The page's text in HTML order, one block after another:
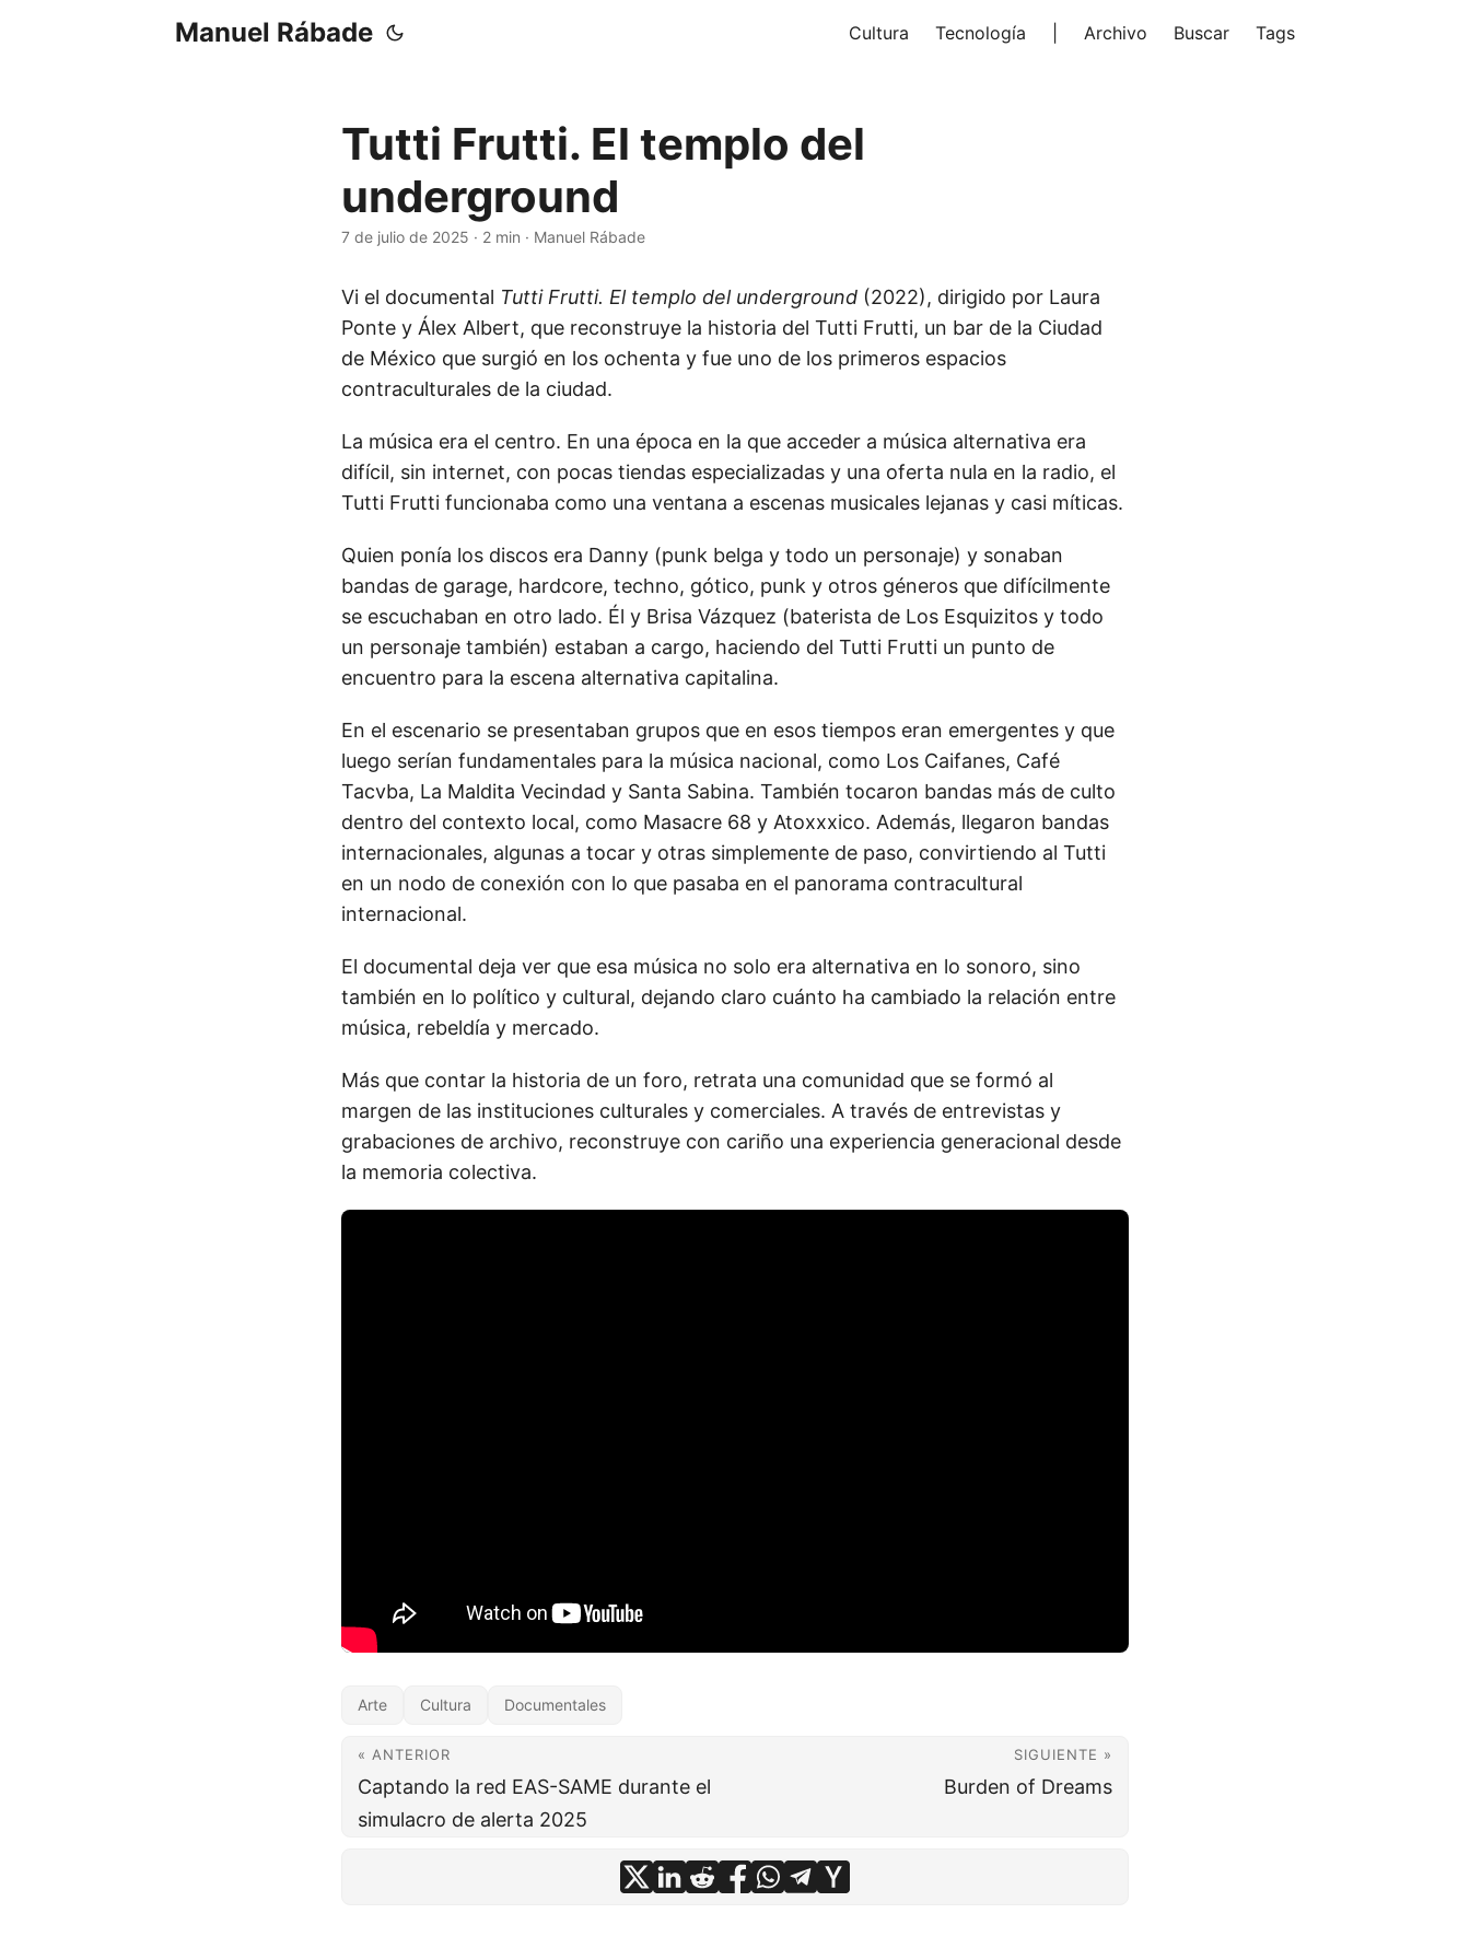
Manuel Rábade Cultura Tecnología Archivo Buscar Tags
Tutti Frutti. El templo del
underground
7 de julio de 2025 · 2 min · Manuel Rábade
Vi el documental Tutti Frutti. El templo del underground (2022), dirigido por Laura
Ponte y Álex Albert, que reconstruye la historia del Tutti Frutti, un bar de la Ciudad
de México que surgió en los ochenta y fue uno de los primeros espacios
contraculturales de la ciudad.
La música era el centro. En una época en la que acceder a música alternativa era
difícil, sin internet, con pocas tiendas especializadas y una oferta nula en la radio, el
Tutti Frutti funcionaba como una ventana a escenas musicales lejanas y casi míticas.
Quien ponía los discos era Danny (punk belga y todo un personaje) y sonaban
bandas de garage, hardcore, techno, gótico, punk y otros géneros que difícilmente
se escuchaban en otro lado. Él y Brisa Vázquez (baterista de Los Esquizitos y todo
un personaje también) estaban a cargo, haciendo del Tutti Frutti un punto de
encuentro para la escena alternativa capitalina.
En el escenario se presentaban grupos que en esos tiempos eran emergentes y que
luego serían fundamentales para la música nacional, como Los Caifanes, Café
Tacvba, La Maldita Vecindad y Santa Sabina. También tocaron bandas más de culto
dentro del contexto local, como Masacre 68 y Atoxxxico. Además, llegaron bandas
internacionales, algunas a tocar y otras simplemente de paso, convirtiendo al Tutti
en un nodo de conexión con lo que pasaba en el panorama contracultural
internacional.
El documental deja ver que esa música no solo era alternativa en lo sonoro, sino
también en lo político y cultural, dejando claro cuánto ha cambiado la relación entre
música, rebeldía y mercado.
Más que contar la historia de un foro, retrata una comunidad que se formó al
margen de las instituciones culturales y comerciales. A través de entrevistas y
grabaciones de archivo, reconstruye con cariño una experiencia generacional desde
la memoria colectiva.
Arte Cultura Documentales
« ANTERIOR
Captando la red EAS-SAME durante el
simulacro de alerta 2025
SIGUIENTE »
Burden of Dreams